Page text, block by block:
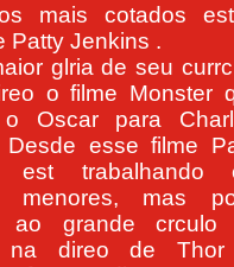
mais cotados
Patty Jenkins .
glria de seu
o filme Monster
o Oscar para
Desde esse filme
est trabalhando
menores, mas
ao grande crculo
na direo de